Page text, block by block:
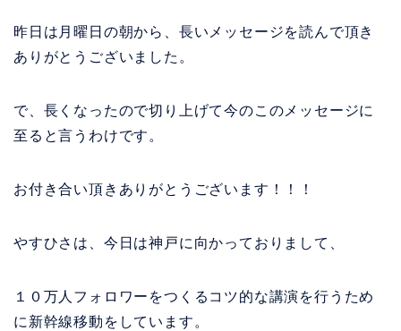
昨日は月曜日の朝から、長いメッセージを読んで頂き
ありがとうございました。
で、長くなったので切り上げて今のこのメッセージに
至ると言うわけです。
お付き合い頂きありがとうございます！！！
やすひさは、今日は神戸に向かっておりまして、
１０万人フォロワーをつくるコツ的な講演を行うため
に新幹線移動をしています。